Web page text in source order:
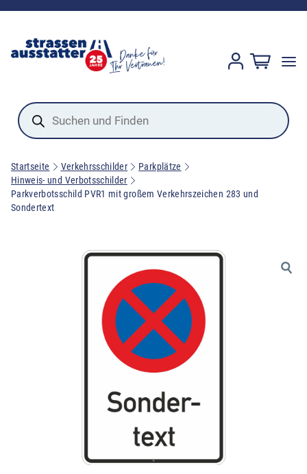
Products
search
Startseite Verkehrsschilder
Parkplätze
Hinweis- und Verbotsschilder
Parkverbotsschild PVR1 mit großem Verkehrszeichen 283 und
Sondertext